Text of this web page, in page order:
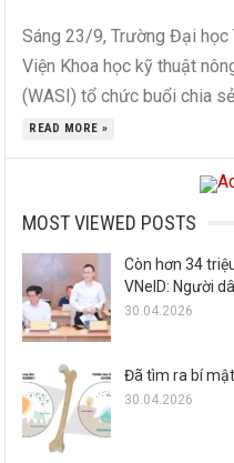
Sáng 23/9, Trường Đại học
Viện Khoa học kỹ thuật
(WASI) tổ chức buổi chia
READ MORE »
MOST VIEWED POSTS
Còn hơn 34
VNeID: Người
30.04.2026
Đã tìm ra bí
30.04.2026